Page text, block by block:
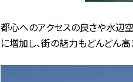
都心へのアクセスの良さや水辺
に増加し、街の魅力もどんどん高